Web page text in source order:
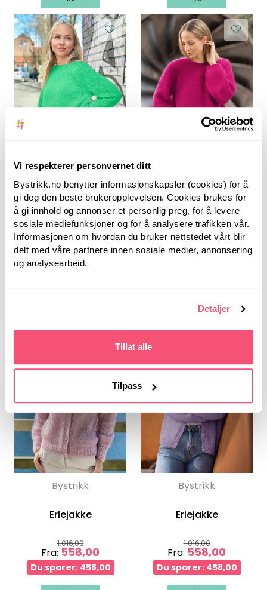
Vi respekterer personvernet ditt
Bystrikk.no benytter informasjonskapsler (cookies) for å
gi deg den beste brukeropplevelsen. Cookies brukes for
å gi innhold og annonser et personlig preg, for å levere
sosiale mediefunksjoner og for å analysere trafikken vår.
Informasjonen om hvordan du bruker nettstedet vårt blir
delt med våre partnere innen sosiale medier, annonsering
og analysearbeid.
Detaljer
Tillat alle
Tilpass
Bystrikk
Josefinegenser
1.245,00
Fra:672,50
Du sparer: 572,50
Bystrikk
Josefinegenser
1.245,00
Fra:672,50
Bystrikk
Erlejakke
1.016,00
Fra: 558,00
Du sparer: 458,00
Bystrikk
Erlejakke
1.016,00
Fra: 558,00
Du sparer: 458,00